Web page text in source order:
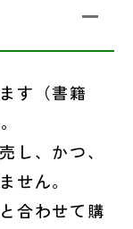
す（書籍
し、かつ、
せん。
合わせて購